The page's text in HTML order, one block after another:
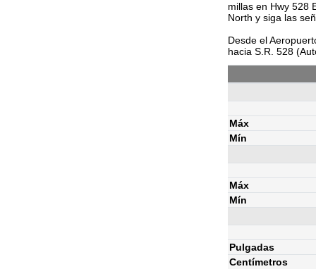
millas en Hwy 528
North y siga las
Desde el
hacia S.R. 528
Máx
Mín
Máx
Mín
Pulgadas
Centímetros